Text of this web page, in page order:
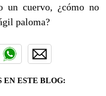
un cuervo, ¿cómo no
paloma?
EN ESTE BLOG: